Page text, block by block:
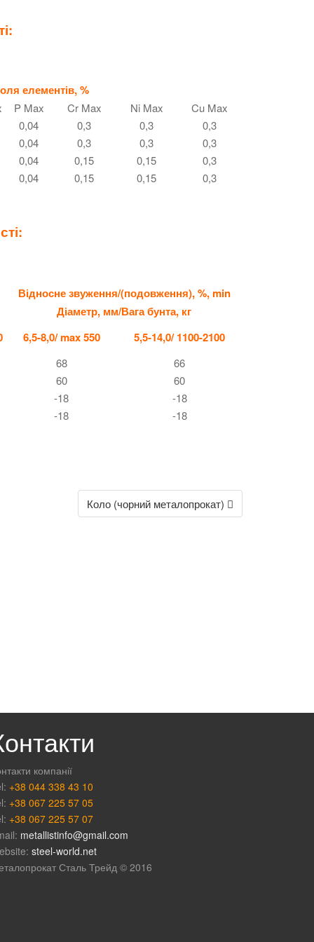
елементів, %
P Max Cr Max Ni Max
Cu Max
0,04
0,04
0,04
0,04
0,3
0,3
0,15
0,15
0,3
0,3
0,15
0,15
0,3
0,3
0,3
0,3
Відносне звуження/(подовження), %, min
Діаметр, мм/Вага бунта, кг
6,5-8,0/ max 550 5,5-14,0/ 1100-2100
68
60
-18
-18
66
60
-18
-18
Коло (чорний металопрокат)
компанії
+38 044 338 43 10
+38 067 225 57 05
+38 067 225 57 07
metallistinfo@gmail.com
steel-world.net
Сталь Трейд © 2016